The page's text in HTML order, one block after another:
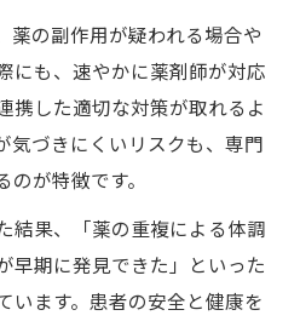
薬の副作用が疑われる場合や
にも、速やかに薬剤師が対応
携した適切な対策が取れるよ
気づきにくいリスクも、専門
が特徴です。
結果、「薬の重複による体調
早期に発見できた」といった
います。患者の安全と健康を